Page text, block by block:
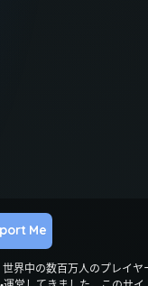
界中の数百万人のプレイヤ
Me